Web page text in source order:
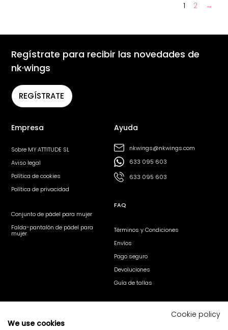
55,00€
1 2 →
Empresa
Sobre MY·ATTITUDE SL
Aviso legal
Política de cookies
Política de privacidad
Conjunto de pádel para mujer
Falda-pantalón de pádel para
mujer
Ayuda
nkwings@nkwings.com
633 095 603
633 095 603
FAQ
Términos y Condiciones
Envíos
Pago seguro
Devoluciones
Guía de tallas
@nk_wings
Regístrate para recibir las novedades de
nk·wings
REGÍSTRATE
Cookie policy
We use cookies